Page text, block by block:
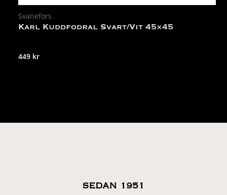
Svanefors
Karl Kuddfodral Svart/Vit 45×45
449 kr
SEDAN 1951